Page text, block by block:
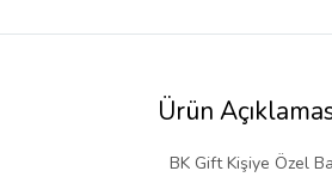
Ürün
BK Gift Kişiye Özel